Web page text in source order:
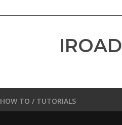
IROAD
HOW TO / TUTORIALS